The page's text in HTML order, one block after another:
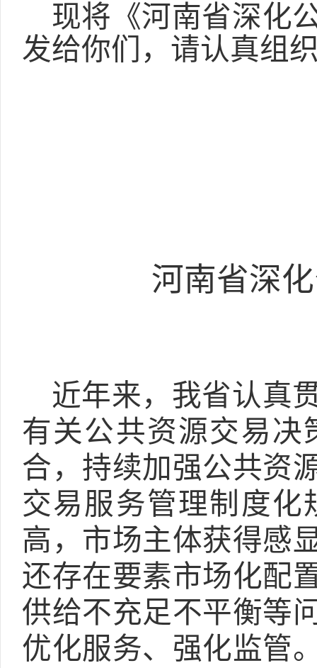
现将《河南省深化
发给你们，请认真组
河南省深
近年来，我省认真
有关公共资源交易决
合，持续加强公共资
交易服务管理制度化
高，市场主体获得感
还存在要素市场化配
供给不充足不平衡等
优化服务、强化监管